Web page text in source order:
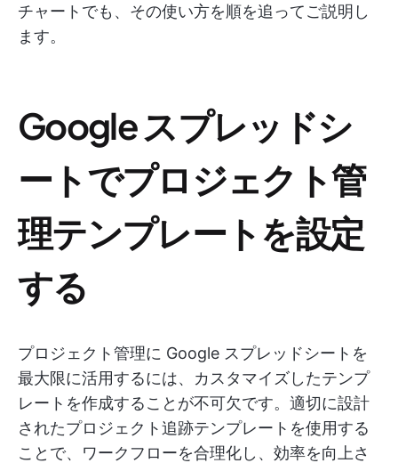
チャートでも、その使い方を順を追ってご説明し
ます。
Google スプレッドシ
ートでプロジェクト管
理テンプレートを設定
する
プロジェクト管理に Google スプレッドシートを
最大限に活用するには、カスタマイズしたテンプ
レートを作成することが不可欠です。適切に設計
されたプロジェクト追跡テンプレートを使用する
ことで、ワークフローを合理化し、効率を向上さ